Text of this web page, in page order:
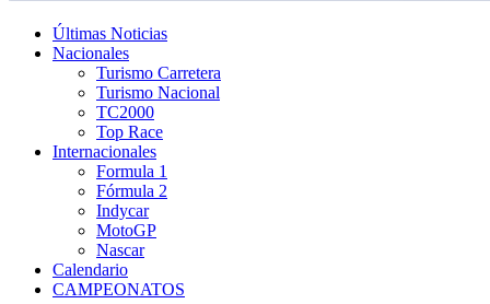
Últimas Noticias
Nacionales
Turismo Carretera
Turismo Nacional
TC2000
Top Race
Internacionales
Formula 1
Fórmula 2
Indycar
MotoGP
Nascar
Calendario
CAMPEONATOS